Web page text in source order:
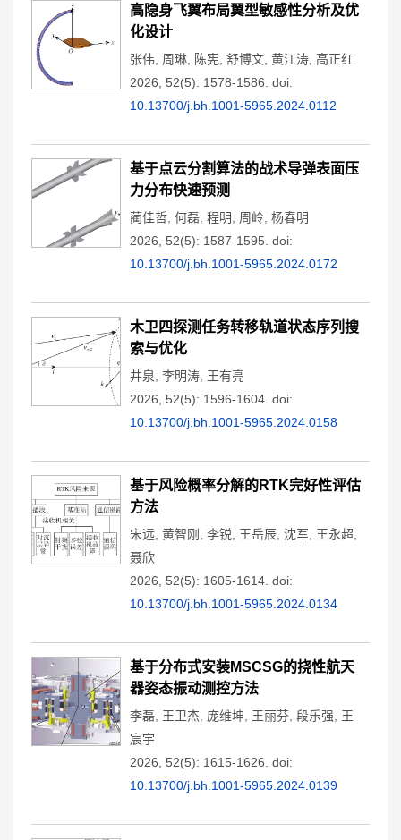
高隐身飞翼布局翼型敏感性分析及优
化设计
张伟 周琳 陈宪 舒博文 黄江涛 高正红
2026, 52(5): 1578-1586. doi:
10.13700/j.bh.1001-5965.2024.0112
基于点云分割算法的战术导弹表面压
力分布快速预测
蔺佳哲 何磊 程明 周岭 杨春明
2026, 52(5): 1587-1595. doi:
10.13700/j.bh.1001-5965.2024.0172
木卫四探测任务转移轨道状态序列搜
索与优化
井泉 李明涛 王有亮
2026, 52(5): 1596-1604. doi:
10.13700/j.bh.1001-5965.2024.0158
基于风险概率分解的RTK完好性评估
方法
宋远 黄智刚 李锐 王岳辰 沈军 王永超
聂欣
2026, 52(5): 1605-1614. doi:
10.13700/j.bh.1001-5965.2024.0134
基于分布式安装MSCSG的挠性航天
器姿态振动测控方法
李磊 王卫杰 庞维坤 王丽芬 段乐强
王
宸宇
2026, 52(5): 1615-1626. doi:
10.13700/j.bh.1001-5965.2024.0139